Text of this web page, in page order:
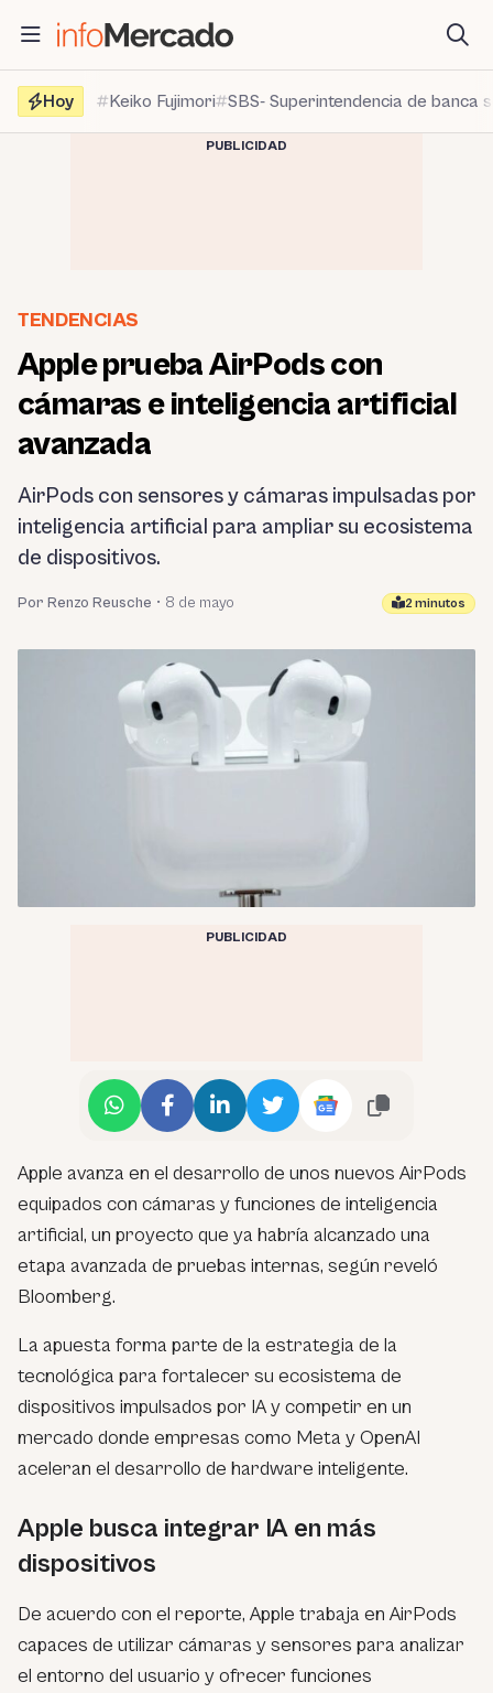
contenido
Hoy
Keiko Fujimori SBS- Superintendencia de banca
PUBLICIDAD
TENDENCIAS
Apple prueba AirPods con
cámaras e inteligencia artificial
avanzada
AirPods con sensores y cámaras impulsadas por
inteligencia artificial para ampliar su ecosistema
de dispositivos.
Por Renzo Reusche • 8 de mayo 2 minutos
PUBLICIDAD
Apple avanza en el desarrollo de unos nuevos AirPods
equipados con cámaras y funciones de inteligencia
artificial, un proyecto que ya habría alcanzado una
etapa avanzada de pruebas internas, según reveló
Bloomberg.
La apuesta forma parte de la estrategia de la
tecnológica para fortalecer su ecosistema de
dispositivos impulsados por IA y competir en un
mercado donde empresas como Meta y OpenAI
aceleran el desarrollo de hardware inteligente.
Apple busca integrar IA en más
dispositivos
De acuerdo con el reporte, Apple trabaja en AirPods
capaces de utilizar cámaras y sensores para analizar
el entorno del usuario y ofrecer funciones